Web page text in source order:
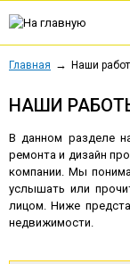
Главная Наши
НАШИ
В данном разделе
ремонта и дизайн
компании. Мы
услышать или
лицом. Ниже
недвижимости.